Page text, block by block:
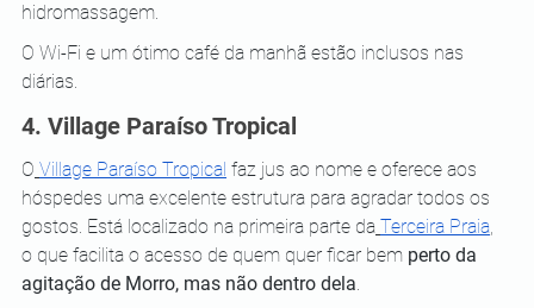
hidromassagem.
O Wi-Fi e um ótimo café da manhã estão inclusos nas
diárias.
4. Village Paraíso Tropical
O Village Paraíso Tropical faz jus ao nome e oferece aos
hóspedes uma excelente estrutura para agradar todos os
gostos. Está localizado na primeira parte da Terceira Praia,
o que facilita o acesso de quem quer ficar bem perto da
agitação de Morro, mas não dentro dela.